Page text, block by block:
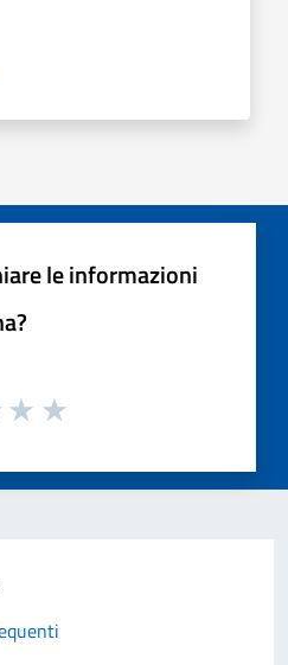
le informazioni